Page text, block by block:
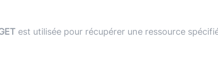
est utilisée pour récupérer une ressource